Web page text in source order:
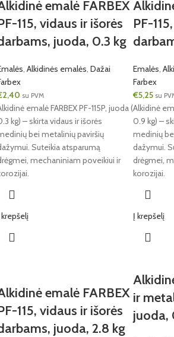
emalė FARBEX
115, vidaus ir išorės
juoda, 0.3 kg
, Alkidinės emalės, Dažai
2,40 su PVM
emalė FARBEX PF-115P, juoda (
kg) – skirta vidaus ir išorės
bei metalinių paviršių
Suteikia atsparumą
mechaniniam poveikiui ir
PF-
Emalės,
Farbex
€5,25 su
Alkidinė
0.9 kg) –
medinių
dažymui.
drėgmei,
korozijai.
Į krepšelį
emalė FARBEX
115, vidaus ir išorės
juoda, 2.8 kg
ir
juoda,